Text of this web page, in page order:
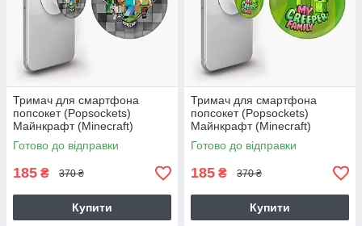
Тримач для смартфона
попсокет (Popsockets)
Майнкрафт (Minecraft)
Готово до відправки
185 ₴ 370 ₴
Купити
Тримач для смартфона
попсокет (Popsockets)
Майнкрафт (Minecraft)
Готово до відправки
185 ₴ 370 ₴
Купити